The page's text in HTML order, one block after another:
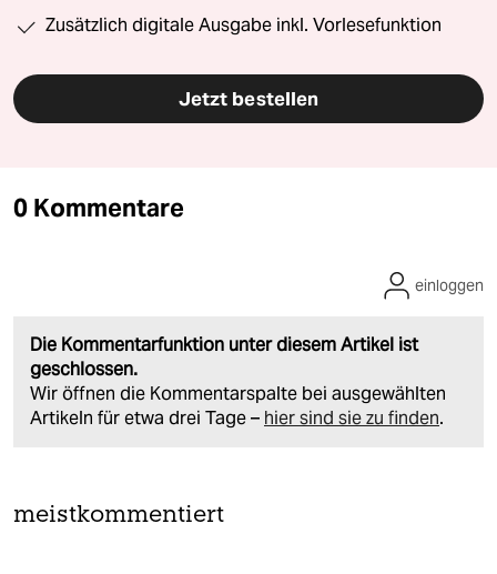
Zusätzlich digitale Ausgabe inkl. Vorlesefunktion
Jetzt bestellen
0 Kommentare
Die Kommentarfunktion unter diesem Artikel ist
geschlossen.
Wir öffnen die Kommentarspalte bei ausgewählten
Artikeln für etwa drei Tage – hier sind sie zu finden.
einloggen
meistkommentiert